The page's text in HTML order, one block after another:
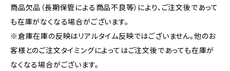
商品欠品（長期保管による商品不良等）により、ご注文後であって
も在庫がなくなる場合がございます。
※倉庫在庫の反映はリアルタイム反映ではございません。他のお
客様とのご注文タイミングによってはご注文後であっても在庫が
なくなる場合がございます。